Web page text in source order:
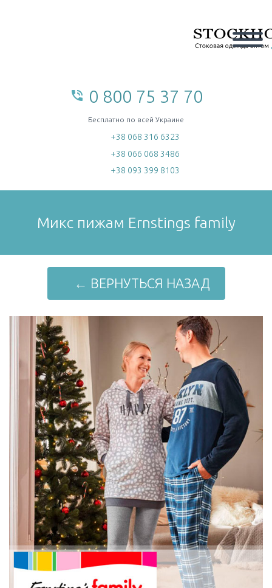
phone_in_talk 0 800 75 37 70
Бесплатно по всей Украине
+38 068 316 6323
+38 066 068 3486
+38 093 399 8103
Микс пижам Ernstings family
← ВЕРНУТЬСЯ НАЗАД